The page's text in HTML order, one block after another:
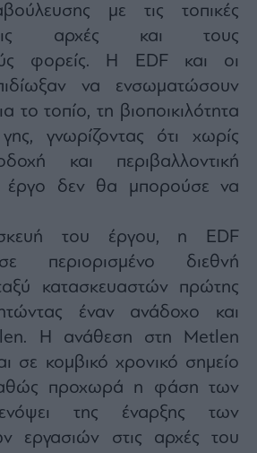
με τις τοπικές
τις αρχές και τους
φορείς. Η EDF και οι
να ενσωματώσουν
το τοπίο, τη βιοποικιλότητα
γνωρίζοντας ότι χωρίς
και περιβαλλοντική
έργο δεν θα μπορούσε να
του έργου, η EDF
περιορισμένο διεθνή
κατασκευαστών πρώτης
έναν ανάδοχο και
Η ανάθεση στη Metlen
σε κομβικό χρονικό σημείο
προχωρά η φάση των
της έναρξης των
εργασιών στις αρχές του